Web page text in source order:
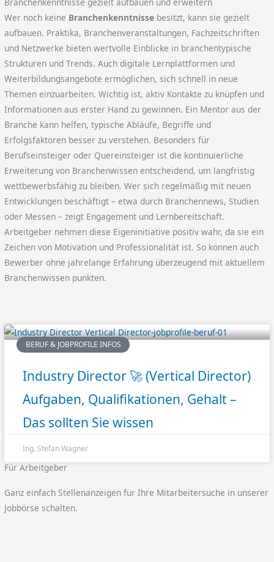
Wer noch keine Branchenkenntnisse besitzt, kann sie gezielt
aufbauen. Praktika, Branchenveranstaltungen, Fachzeitschriften
und Netzwerke bieten wertvolle Einblicke in branchentypische
Strukturen und Trends. Auch digitale Lernplattformen und
Weiterbildungsangebote ermöglichen, sich schnell in neue
Themen einzuarbeiten. Wichtig ist, aktiv Kontakte zu knüpfen und
Informationen aus erster Hand zu gewinnen. Ein Mentor aus der
Branche kann helfen, typische Abläufe, Begriffe und
Erfolgsfaktoren besser zu verstehen. Besonders für
Berufseinsteiger oder Quereinsteiger ist die kontinuierliche
Erweiterung von Branchenwissen entscheidend, um langfristig
wettbewerbsfähig zu bleiben. Wer sich regelmäßig mit neuen
Entwicklungen beschäftigt – etwa durch Branchennews, Studien
oder Messen – zeigt Engagement und Lernbereitschaft.
Arbeitgeber nehmen diese Eigeninitiative positiv wahr, da sie ein
Zeichen von Motivation und Professionalität ist. So können auch
Bewerber ohne jahrelange Erfahrung überzeugend mit aktuellem
Branchenwissen punkten.
BERUF & JOBPROFILE INFOS
Industry Director 🚀 (Vertical Director)
Aufgaben, Qualifikationen, Gehalt –
Das sollten Sie wissen
Ing. Stefan Wagner
Für Arbeitgeber
Ganz einfach Stellenanzeigen für Ihre Mitarbeitersuche in unserer
Jobbörse schalten.